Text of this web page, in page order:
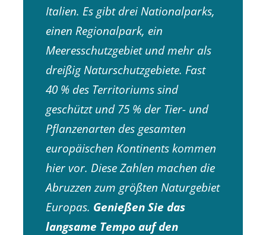
Italien. Es gibt drei Nationalparks,
einen Regionalpark, ein
Meeresschutzgebiet und mehr als
dreißig Naturschutzgebiete.Fast
40 % des Territoriums sind
geschützt und 75 % der Tier- und
Pflanzenarten des gesamten
europäischen Kontinents kommen
hier vor. Diese Zahlen machen die
Abruzzen zum größten Naturgebiet
Europas. Genießen Sie das
langsame Tempo auf den